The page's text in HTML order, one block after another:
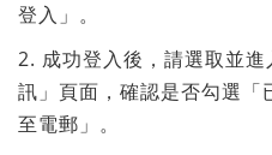
登入」。
2. 成功登入後，請選取並
訊」頁面，確認是否勾選「
至電郵」。